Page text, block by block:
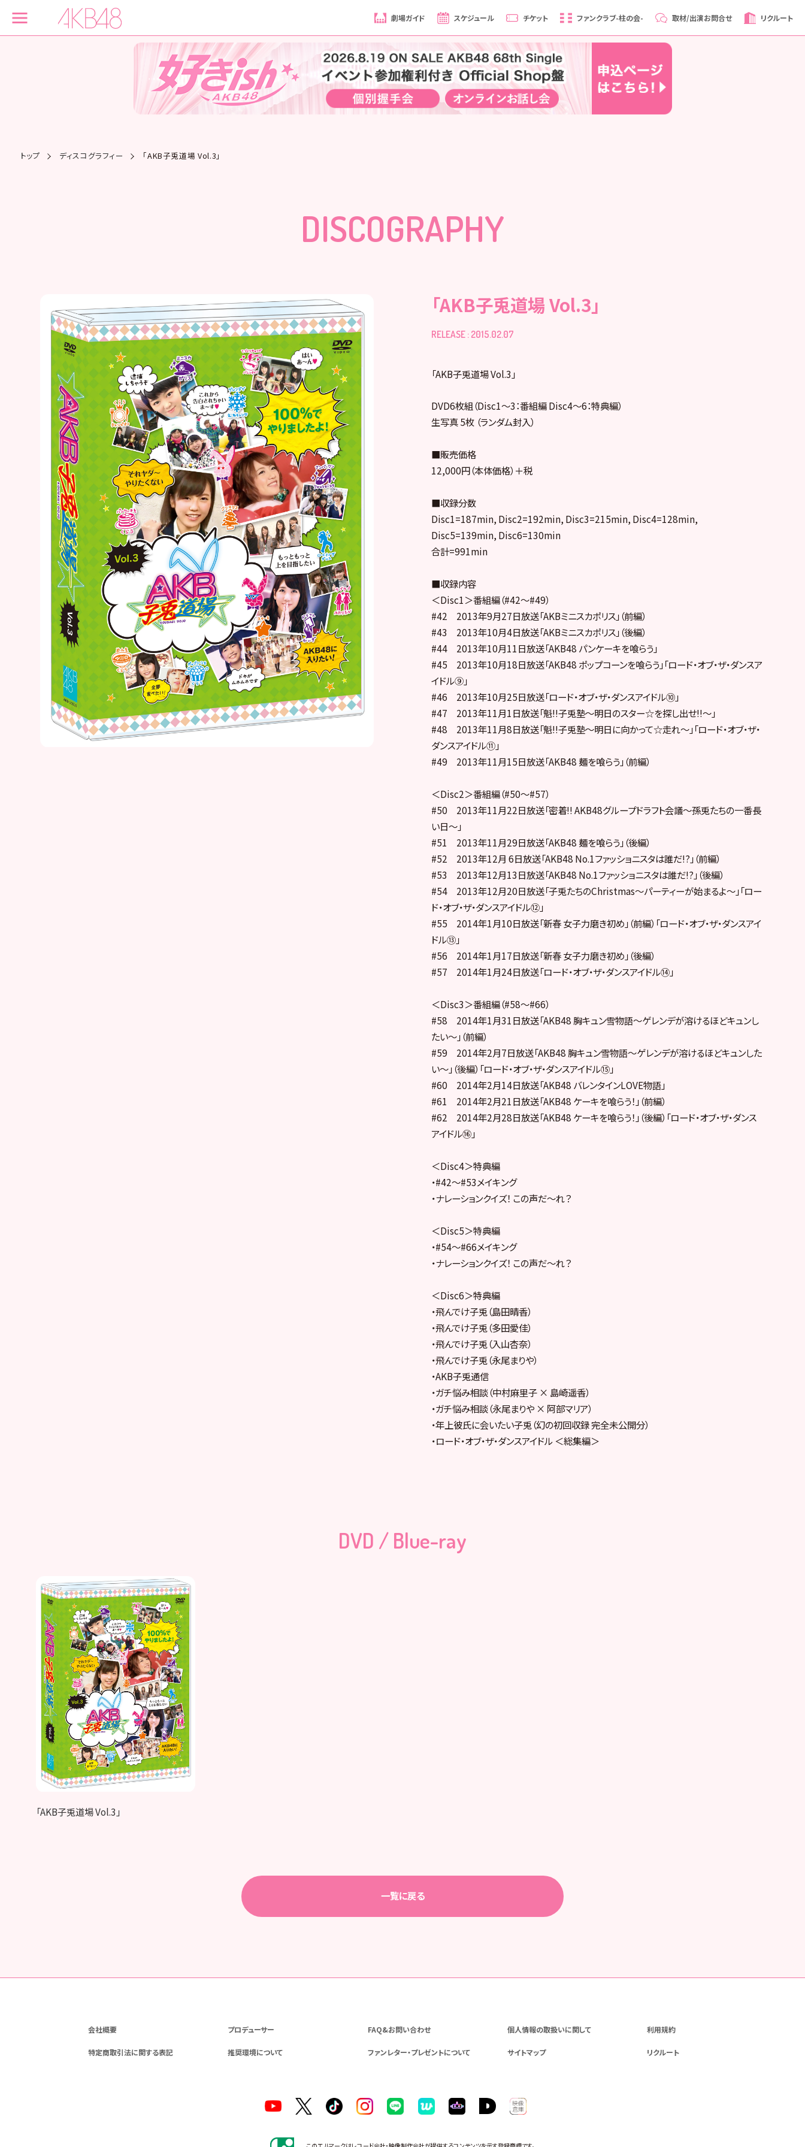
劇場ガイド スケジュール チケット ファンクラブ-柱の会- 取材/出演お問合せ リクルート
トップ ディスコグラフィー 「AKB子兎道場 Vol.3」
DISCOGRAPHY
「AKB子兎道場 Vol.3」
RELEASE : 2015.02.07
「AKB子兎道場 Vol.3」
DVD6枚組（Disc1～3：番組編 Disc4～6：特典編）
生写真 5枚 （ランダム封入）
■販売価格
12,000円（本体価格）＋税
■収録分数
Disc1=187min, Disc2=192min, Disc3=215min, Disc4=128min,
Disc5=139min, Disc6=130min
合計=991min
■収録内容
＜Disc1＞番組編（#42〜#49）
#42 2013年9月27日放送「AKBミニスカポリス」（前編）
#43 2013年10月4日放送「AKBミニスカポリス」（後編）
#44 2013年10月11日放送「AKB48 パンケーキを喰らう」
#45 2013年10月18日放送「AKB48 ポップコーンを喰らう」「ロード・オブ・ザ・ダンスア
イドル⑨」
#46 2013年10月25日放送「ロード・オブ・ザ・ダンスアイドル⑩」
#47 2013年11月1日放送「魁!!子兎塾～明日のスター☆を探し出せ!!～」
#48 2013年11月8日放送「魁!!子兎塾～明日に向かって☆走れ～」「ロード・オブ・ザ・
ダンスアイドル⑪」
#49 2013年11月15日放送「AKB48 麺を喰らう」（前編）
＜Disc2＞番組編（#50〜#57）
#50 2013年11月22日放送「密着!! AKB48グループドラフト会議～孫兎たちの一番長
い日～」
#51 2013年11月29日放送「AKB48 麺を喰らう」（後編）
#52 2013年12月 6日放送「AKB48 No.1ファッショニスタは誰だ!?」（前編）
#53 2013年12月13日放送「AKB48 No.1ファッショニスタは誰だ!?」（後編）
#54 2013年12月20日放送「子兎たちのChristmas～パーティーが始まるよ～」「ロー
ド・オブ・ザ・ダンスアイドル⑫」
#55 2014年1月10日放送「新春 女子力磨き初め」（前編）「ロード・オブ・ザ・ダンスアイ
ドル⑬」
#56 2014年1月17日放送「新春 女子力磨き初め」（後編）
#57 2014年1月24日放送「ロード・オブ・ザ・ダンスアイドル⑭」
＜Disc3＞番組編（#58〜#66）
#58 2014年1月31日放送「AKB48 胸キュン雪物語～ゲレンデが溶けるほどキュンし
たい～」（前編）
#59 2014年2月7日放送「AKB48 胸キュン雪物語～ゲレンデが溶けるほどキュンした
い～」（後編）「ロード・オブ・ザ・ダンスアイドル⑮」
#60 2014年2月14日放送「AKB48 バレンタインLOVE物語」
#61 2014年2月21日放送「AKB48 ケーキを喰らう！」（前編）
#62 2014年2月28日放送「AKB48 ケーキを喰らう！」（後編）「ロード・オブ・ザ・ダンス
アイドル⑯」
＜Disc4＞特典編
・#42～#53メイキング
・ナレーションクイズ！ この声だ～れ？
＜Disc5＞特典編
・#54～#66メイキング
・ナレーションクイズ！ この声だ～れ？
＜Disc6＞特典編
・飛んでけ子兎（島田晴香）
・飛んでけ子兎（多田愛佳）
・飛んでけ子兎（入山杏奈）
・飛んでけ子兎（永尾まりや）
・AKB子兎通信
・ガチ悩み相談（中村麻里子 × 島崎遥香）
・ガチ悩み相談（永尾まりや × 阿部マリア）
・年上彼氏に会いたい子兎（幻の初回収録 完全未公開分）
・ロード・オブ・ザ・ダンスアイドル ＜総集編＞
DVD / Blue-ray
「AKB子兎道場 Vol.3」
一覧に戻る
会社概要 プロデューサー FAQ&お問い合わせ 個人情報の取扱いに関して 利用規約
特定商取引法に関する表記 推奨環境について ファンレター・プレゼントについて サイトマップ リクルート